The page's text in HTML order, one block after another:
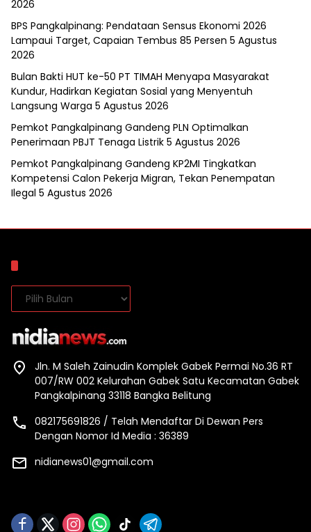
2026
BPS Pangkalpinang: Pendataan Sensus Ekonomi 2026
Lampaui Target, Capaian Tembus 85 Persen 5 Agustus
2026
Bulan Bakti HUT ke-50 PT TIMAH Menyapa Masyarakat
Kundur, Hadirkan Kegiatan Sosial yang Menyentuh
Langsung Warga 5 Agustus 2026
Pemkot Pangkalpinang Gandeng PLN Optimalkan
Penerimaan PBJT Tenaga Listrik 5 Agustus 2026
Pemkot Pangkalpinang Gandeng KP2MI Tingkatkan
Kompetensi Calon Pekerja Migran, Tekan Penempatan
Ilegal 5 Agustus 2026
Arsip
Jln. M Saleh Zainudin Komplek Gabek Permai No.36 RT
007/RW 002 Kelurahan Gabek Satu Kecamatan Gabek
Pangkalpinang 33118 Bangka Belitung
082175691826 / Telah Mendaftar Di Dewan Pers
Dengan Nomor Id Media : 36389
nidianews01@gmail.com